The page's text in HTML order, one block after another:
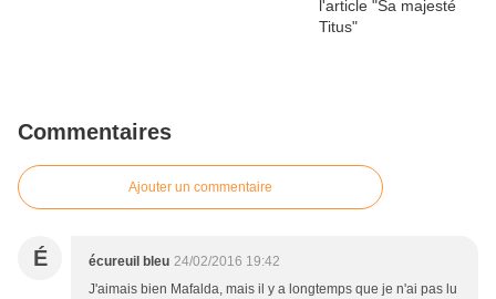
Commentaires
Ajouter un commentaire
É écureuil bleu 24/02/2016 19:42
J'aimais bien Mafalda, mais il y a longtemps que je n'ai pas lu